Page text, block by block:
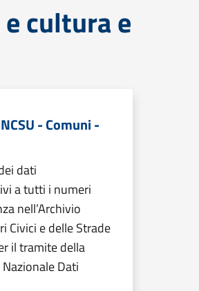
cultura e
- Comuni -
dati
a tutti i numeri
nell’Archivio
Civici e delle Strade
il tramite della
Dati